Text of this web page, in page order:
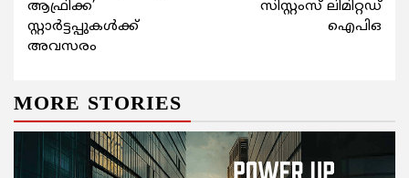
ആഫ്രിക്ക’
സ്റ്റാര്‍ട്ടപ്പുകള്‍ക്ക്
അവസരം
സിസ്റ്റംസ് ലിമിറ്റഡ്
ഐപിഒ
MORE STORIES